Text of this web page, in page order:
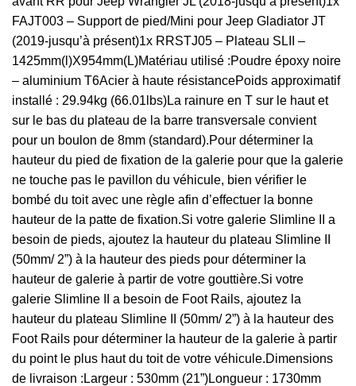
FAJT003 – Support de pied/Mini pour Jeep Gladiator JT
(2019-jusqu’à présent)1x RRSTJ05 – Plateau SLII –
1425mm(l)X954mm(L)Matériau utilisé :Poudre époxy noire
– aluminium T6Acier à haute résistancePoids approximatif
installé : 29.94kg (66.01lbs)La rainure en T sur le haut et
sur le bas du plateau de la barre transversale convient
pour un boulon de 8mm (standard).Pour déterminer la
hauteur du pied de fixation de la galerie pour que la galerie
ne touche pas le pavillon du véhicule, bien vérifier le
bombé du toit avec une règle afin d’effectuer la bonne
hauteur de la patte de fixation.Si votre galerie Slimline II a
besoin de pieds, ajoutez la hauteur du plateau Slimline II
(50mm/ 2”) à la hauteur des pieds pour déterminer la
hauteur de galerie à partir de votre gouttière.Si votre
galerie Slimline II a besoin de Foot Rails, ajoutez la
hauteur du plateau Slimline II (50mm/ 2”) à la hauteur des
Foot Rails pour déterminer la hauteur de la galerie à partir
du point le plus haut du toit de votre véhicule.Dimensions
de livraison :Largeur : 530mm (21”)Longueur : 1730mm